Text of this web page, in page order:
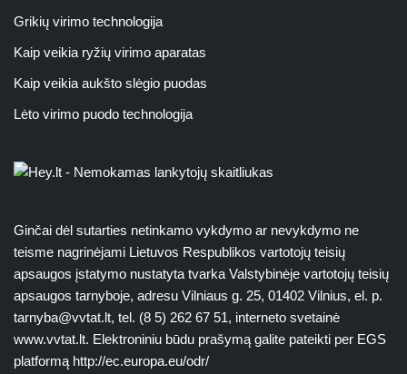
Grikių virimo technologija
Kaip veikia ryžių virimo aparatas
Kaip veikia aukšto slėgio puodas
Lėto virimo puodo technologija
Ginčai dėl sutarties netinkamo vykdymo ar nevykdymo ne
teisme nagrinėjami Lietuvos Respublikos vartotojų teisių
apsaugos įstatymo nustatyta tvarka Valstybinėje vartotojų teisių
apsaugos tarnyboje, adresu Vilniaus g. 25, 01402 Vilnius, el. p.
tarnyba@vvtat.lt, tel. (8 5) 262 67 51, interneto svetainė
www.vvtat.lt. Elektroniniu būdu prašymą galite pateikti per EGS
platformą http://ec.europa.eu/odr/